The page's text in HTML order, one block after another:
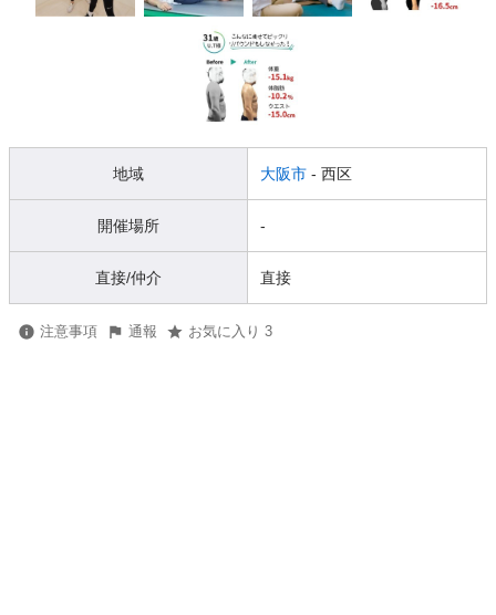
地域 大阪市 - 西区
開催場所 -
直接/仲介 直接
注意事項 通報 お気に入り 3